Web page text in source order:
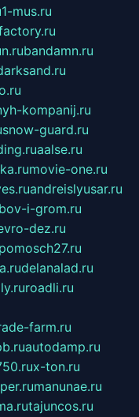
1-mus.ru
bandamn.ru
kompanij.ru
snow-guard.ru
aalse.ru
movie-one.ru
andreislyusar.ru
i-grom.ru
dez.ru
delanalad.ru
roadli.ru
farm.ru
autodamp.ru
x-ton.ru
manunae.ru
tajuncos.ru